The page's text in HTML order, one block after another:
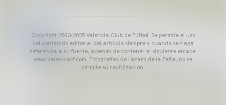
Copyright 2013-2025 Valencia Club de Fútbol. Se permite el uso
del contenido editorial del artículo siempre y cuando se haga
referencia a su fuente, además de contener el siguiente enlace:
www.valenciacf.com. Fotografías de Lázaro de la Peña, no se
permite su reutilización.